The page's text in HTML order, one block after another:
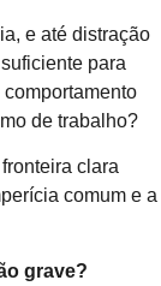
e até distração
para
de trabalho?
clara
comum e a
grave?